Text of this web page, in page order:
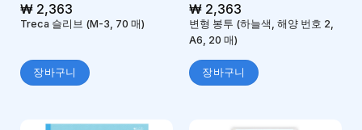
₩2,363
Treca 슬리브 (M-3, 70 매)
장바구니
₩2,363
변형 봉투 (하늘색, 해양 번호 2,
A6, 20 매)
장바구니